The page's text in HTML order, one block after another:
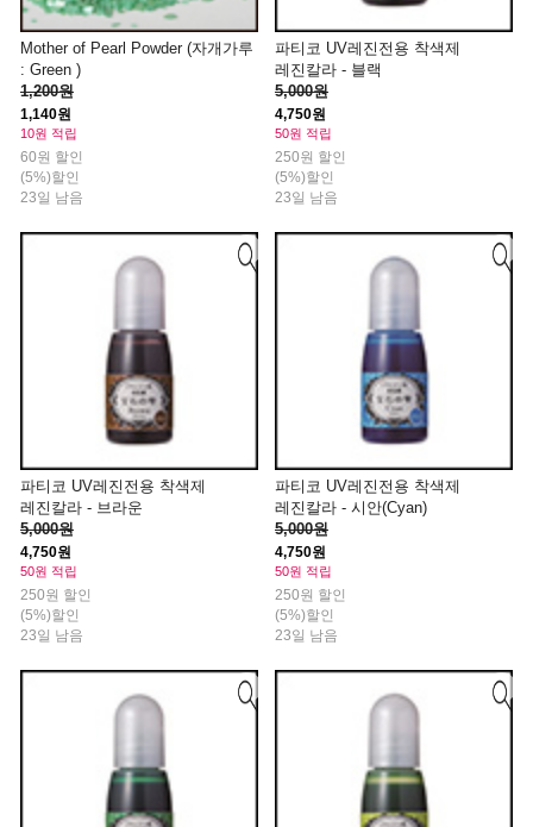
Mother of Pearl Powder (자개가루
: Green )
1,200원
1,140원
10원 적립
60원 할인
(5%)할인
23일 남음
파티코 UV레진전용 착색제
레진칼라 - 블랙
5,000원
4,750원
50원 적립
250원 할인
(5%)할인
23일 남음
파티코 UV레진전용 착색제
레진칼라 - 브라운
5,000원
4,750원
50원 적립
250원 할인
(5%)할인
23일 남음
파티코 UV레진전용 착색제
레진칼라 - 시안(Cyan)
5,000원
4,750원
50원 적립
250원 할인
(5%)할인
23일 남음